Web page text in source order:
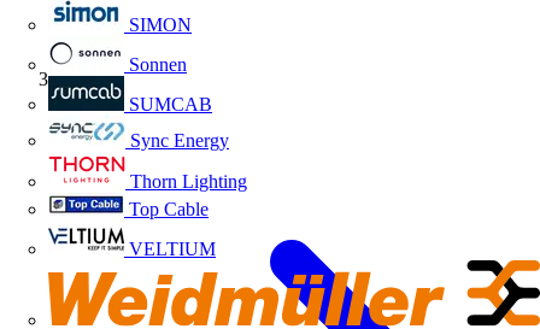
SIMON
Sonnen
SUMCAB
Sync Energy
Thorn Lighting
Top Cable
VELTIUM
Índice